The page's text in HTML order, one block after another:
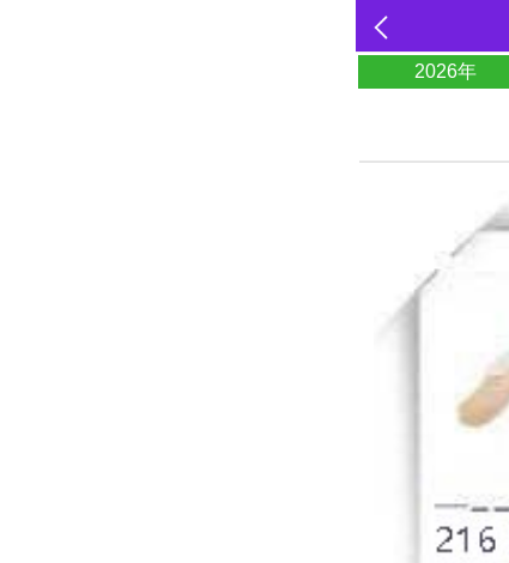
2026年